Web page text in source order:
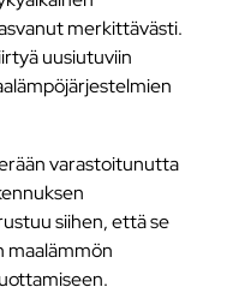
merkittävästi.
uusiutuviin
varastoitunutta
siihen, että se
maalämmön